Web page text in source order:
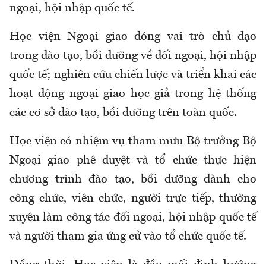
ngoại, hội nhập quốc tế.
Học viện Ngoại giao đóng vai trò chủ đạo
trong đào tạo, bồi dưỡng về đối ngoại, hội nhập
quốc tế; nghiên cứu chiến lược và triển khai các
hoạt động ngoại giao học giả trong hệ thống
các cơ sở đào tạo, bồi dưỡng trên toàn quốc.
Học viện có nhiệm vụ tham mưu Bộ trưởng Bộ
Ngoại giao phê duyệt và tổ chức thực hiện
chương trình đào tạo, bồi dưỡng dành cho
công chức, viên chức, người trực tiếp, thường
xuyên làm công tác đối ngoại, hội nhập quốc tế
và người tham gia ứng cử vào tổ chức quốc tế.